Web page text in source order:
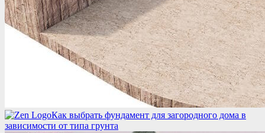
Как выбрать фундамент для загородного дома в
зависимости от типа грунта